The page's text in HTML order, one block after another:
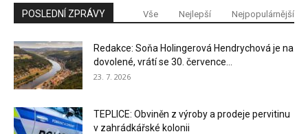
POSLEDNÍ ZPRÁVY Vše Nejlepší Nejpopulárnější
Redakce: Soňa Holingerová Hendrychová je na
dovolené, vrátí se 30. července...
23. 7. 2026
TEPLICE: Obviněn z výroby a prodeje pervitinu
v zahrádkářské kolonii